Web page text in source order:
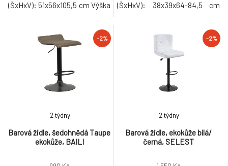
(ŠxHxV): 51x56x105,5 cm Výška
zádové opěrky: 47 cm Výška
zádové opěrky: 33,5 cm
Nosnost: 100 kg Hmotnost:
8,6 kg Dekorativní prošití
Opěrka na nohy Designová
Dodáváno v demont
(ŠxHxV): 38x39x64-84,5 cm
Šířka zádové opěrky: 38 cm
Výška zádové opěrky: 7 cm
Průměr podstavy: 38 cm
4,75 kg S výškově
nastavitelným sedadlem
-2%
Barová židle, šedohnědá Taupe
ekokůže, BAILI
2 týdny
-2%
Barová židle, ekokůže bílá/
černá, SELEST
2 týdny